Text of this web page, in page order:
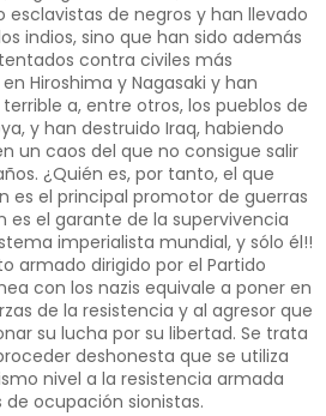
esclavistas de negros y han llevado
indios, sino que han sido además
contra civiles más
Hiroshima y Nagasaki y han
a, entre otros, los pueblos de
y han destruido Iraq, habiendo
un caos del que no consigue salir
¿Quién es, por tanto, el que
es el principal promotor de guerras
es el garante de la supervivencia
imperialista mundial, y sólo él!!
armado dirigido por el Partido
con los nazis equivale a poner en
de la resistencia y al agresor que
su lucha por su libertad. Se trata
deshonesta que se utiliza
nivel a la resistencia armada
ocupación sionistas.